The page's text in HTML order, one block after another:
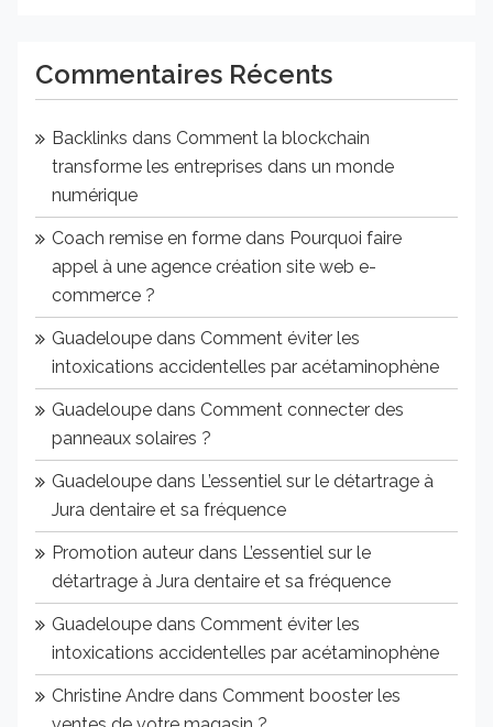
Commentaires Récents
Backlinks dans Comment la blockchain
transforme les entreprises dans un monde
numérique
Coach remise en forme dans Pourquoi faire
appel à une agence création site web e-
commerce ?
Guadeloupe dans Comment éviter les
intoxications accidentelles par acétaminophène
Guadeloupe dans Comment connecter des
panneaux solaires ?
Guadeloupe dans L’essentiel sur le détartrage à
Jura dentaire et sa fréquence
Promotion auteur dans L’essentiel sur le
détartrage à Jura dentaire et sa fréquence
Guadeloupe dans Comment éviter les
intoxications accidentelles par acétaminophène
Christine Andre dans Comment booster les